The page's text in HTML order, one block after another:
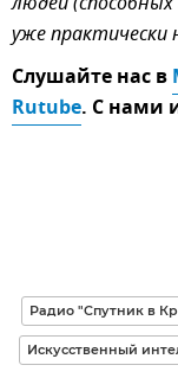
уже практически
Слушайте нас в
Rutube. С нами
Радио "Спутник в
Искусственный